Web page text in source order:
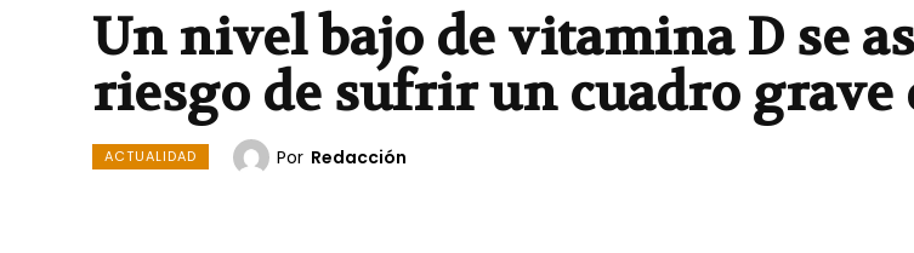
Un nivel bajo de vitamina D se
riesgo de sufrir un cuadro grave
ACTUALIDAD Por Redacción